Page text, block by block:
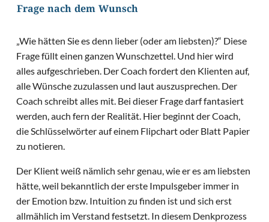
Frage nach dem Wunsch
„Wie hätten Sie es denn lieber (oder am liebsten)?“ Diese
Frage füllt einen ganzen Wunschzettel. Und hier wird
alles aufgeschrieben. Der Coach fordert den Klienten auf,
alle Wünsche zuzulassen und laut auszusprechen. Der
Coach schreibt alles mit. Bei dieser Frage darf fantasiert
werden, auch fern der Realität. Hier beginnt der Coach,
die Schlüsselwörter auf einem Flipchart oder Blatt Papier
zu notieren.
Der Klient weiß nämlich sehr genau, wie er es am liebsten
hätte, weil bekanntlich der erste Impulsgeber immer in
der Emotion bzw. Intuition zu finden ist und sich erst
allmählich im Verstand festsetzt. In diesem Denkprozess